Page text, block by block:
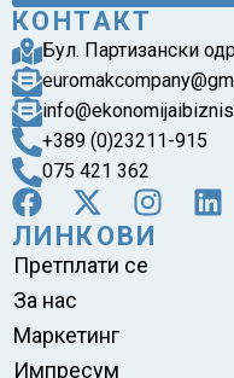
КОНТАКТ
Бул. Партизански
+389 (0)23211-915
075 421 362
ЛИНКОВИ
Претплати се
За нас
Маркетинг
Импресум